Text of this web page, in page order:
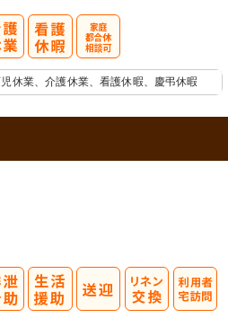
休業、介護休業、看護休暇、慶弔休暇